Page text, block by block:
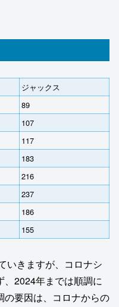
ジャックス
89
107
117
183
216
237
186
155
いきますが、コロナシ
、2024年までは順調に
の要因は、コロナからの